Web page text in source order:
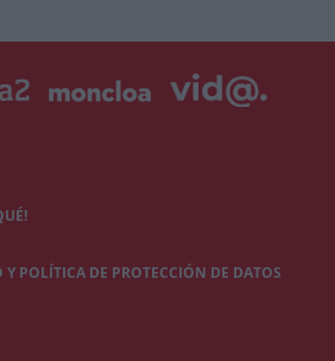
POLÍTICA DE PROTECCIÓN DE DATOS